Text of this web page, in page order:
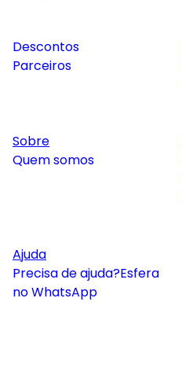
Descontos
Parceiros
Sobre
Quem somos
Ajuda
Precisa de ajuda?Esfera
no WhatsApp